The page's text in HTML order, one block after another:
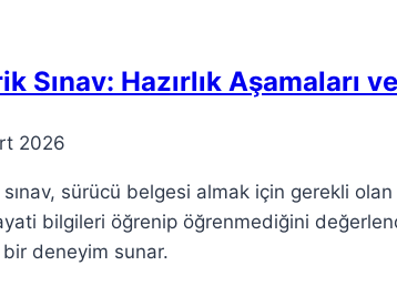
Açıklaması
Sınav: Hazırlık Aşamaları
2026
sürücü belgesi almak için gerekli
bilgileri öğrenip öğrenmediğini
deneyim sunar.